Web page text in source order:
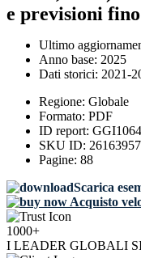
e previsioni
Ultimo
Anno base: 2025
Dati storici: 2021-
Regione: Globale
Formato: PDF
ID report:
SKU ID: 26163957
Pagine: 88
Scarica
Acquisto
1000+
I LEADER GLOBALI